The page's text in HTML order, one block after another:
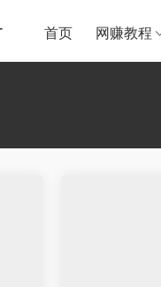
首页 网赚教程